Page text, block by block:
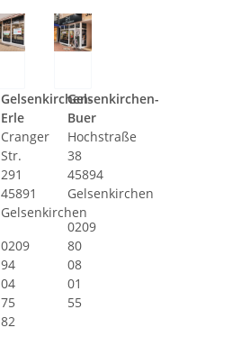
Gelsenkirchen-
Erle
Cranger
Str.
291
45891
Gelsenkirchen
0209
94
04
75
82
Gelsenkirchen-
Buer
Hochstraße
38
45894
Gelsenkirchen
0209
80
08
01
55